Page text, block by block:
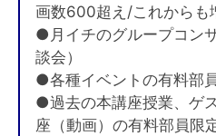
画数600超え/これからも
●月イチのグループコン
談会）
●各種イベントの有料部
●過去の本講座授業、ゲ
座（動画）の有料部員限